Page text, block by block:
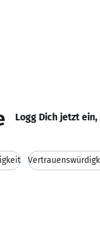
Logg Dich jetzt